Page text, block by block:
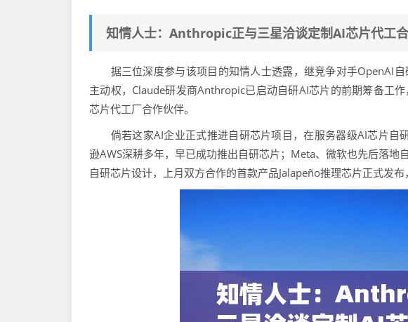
知情人士：Anthropic正与三星洽谈定制AI芯片代工
据三位深度参与该项目的知情人士透露，继竞争对手OpenAI自
主动权，Claude研发商Anthropic已启动自研AI芯片的前期筹备工
芯片代工厂合作伙伴。
倘若这家AI企业正式推进自研芯片项目，在服务器级AI芯片自
逊AWS深耕多年，早已成功推出自研芯片；Meta、微软也先后落
自研芯片设计，上月双方合作的首款产品Jalapeño推理芯片正式发